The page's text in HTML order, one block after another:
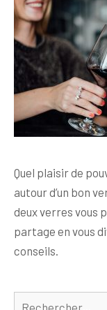
Quel plaisir de
autour d’un bon
deux verres vous
partage en vous
conseils.
Rechercher :